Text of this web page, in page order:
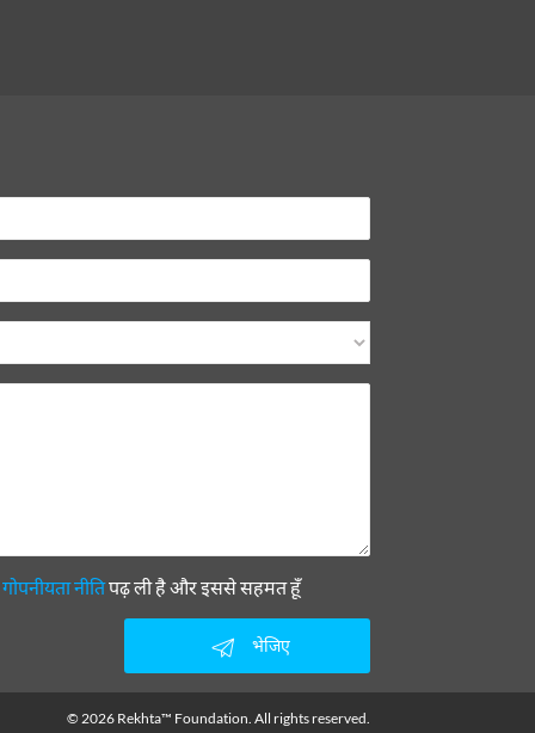
गोपनीयता नीतिपढ़ ली है और इससे सहमत हूँ
भेजिए
© 2026 Rekhta™ Foundation. All rights reserved.